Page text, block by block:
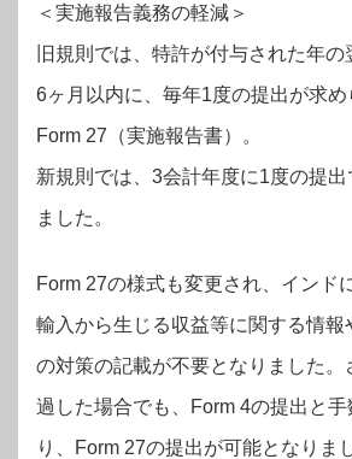
＜実施報告義務の軽減＞
旧規則では、特許が付与された年
6ヶ月以内に、毎年1度の提出が求め
Form 27（実施報告書）。
新規則では、3会計年度に1度の提出
ました。
Form 27の様式も変更され、インド
輸入から生じる収益等に関する情報
の対策の記載が不要となりました。
過した場合でも、Form 4の提出と手
り、Form 27の提出が可能となりま